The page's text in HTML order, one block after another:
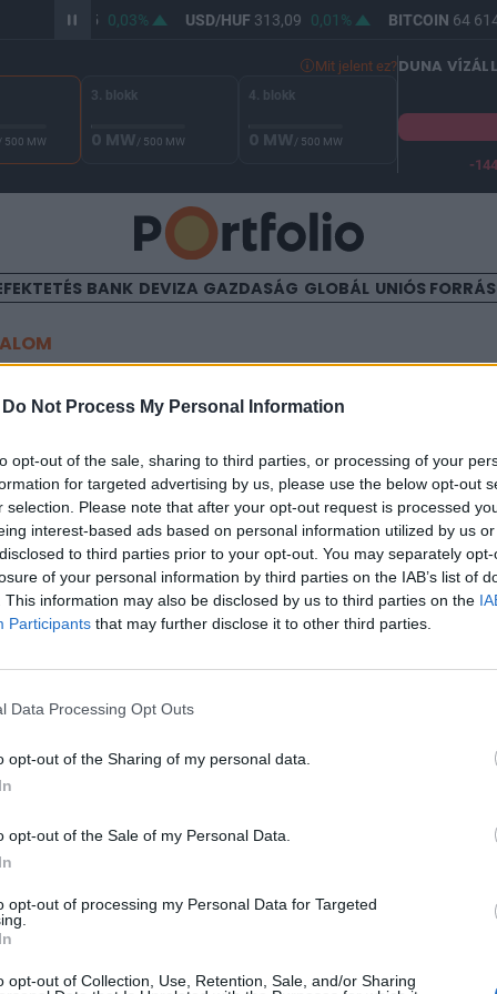
Do Not Process My Personal Information
opt-out of the sale, sharing to third parties, or processing of your
for targeted advertising by us, please use the below opt-out
selection. Please note that after your opt-out request is processed
interest-based ads based on personal information utilized by us
to third parties prior to your opt-out. You may separately
of your personal information by third parties on the IAB’s list of
This information may also be disclosed by us to third parties on the
Participants that may further disclose it to other third parties.
Data Processing Opt Outs
opt-out of the Sharing of my personal data.
opt-out of the Sale of my Personal Data.
opt-out of processing my Personal Data for Targeted
opt-out of Collection, Use, Retention, Sale, and/or Sharing
361,85 0,03% USD/HUF313,09 0,01% BITCOIN64
Mit jelent ez?
/ 500 MW
3. blokk
0 MW/ 500 MW
4. blokk
0 MW/ 500 MW
DUNA
-
BANK DEVIZA GAZDASÁG GLOBÁL UNIÓS
kevesebben
8 millió ember hal
folyamatosan csökkent a dohányzó felnőttek száma
Egészségügyi Világszervezet (WHO), amely felhívta
2026Új lehetőségek a magyar egészségügy előtt - De mégis
minden ötödik felnőtt dohányzott, miközben az
WHO új jelentéséből. A dokumentumban a dohányzás
portfolio.hu hírarchívumához tartozik, melynek olvasása
cikkarchívum